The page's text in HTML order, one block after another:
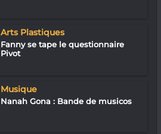
Arts Plastiques
Fanny se tape le questionnaire
Pivot
Musique
Nanah Gona : Bande de musicos